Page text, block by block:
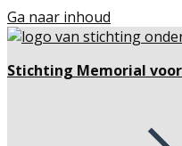
Ga naar inhoud
Stichting Memorial